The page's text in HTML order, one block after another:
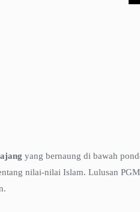
yang bernaung di bawah
nilai-nilai Islam. Lulusan